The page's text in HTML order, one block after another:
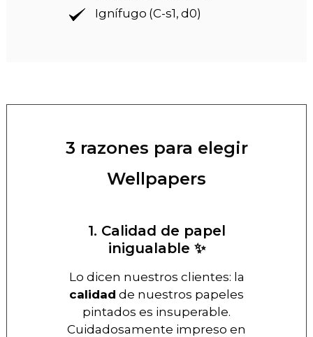
Ignífugo (C-s1, d0)
3 razones para elegir
Wellpapers
1. Calidad de papel
inigualable ✨
Lo dicen nuestros clientes: la
calidad de nuestros papeles
pintados es insuperable.
Cuidadosamente impreso en